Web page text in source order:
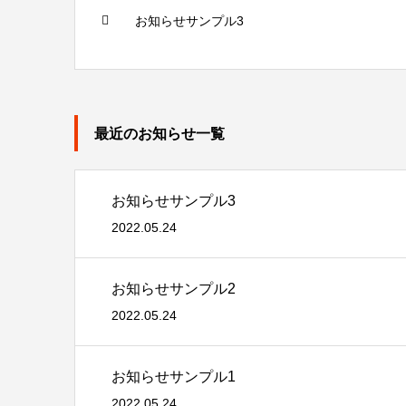
お知らせサンプル3
最近のお知らせ一覧
お知らせサンプル3
2022.05.24
お知らせサンプル2
2022.05.24
お知らせサンプル1